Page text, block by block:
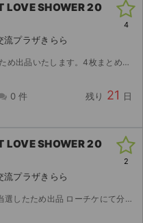
LOVE SHOWER 20
プラザきらら
てご購入頂ける場合は15,000/人へ値下げいたします。
0 件 残り 21 日
4
LOVE SHOWER 20
プラザきらら
ネームと電話番号が 必要になりますのでよろしくお願いします
2